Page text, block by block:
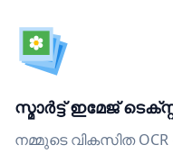
സ്മാർട്ട് ഇമേജ്
നമ്മുടെ വികസിത